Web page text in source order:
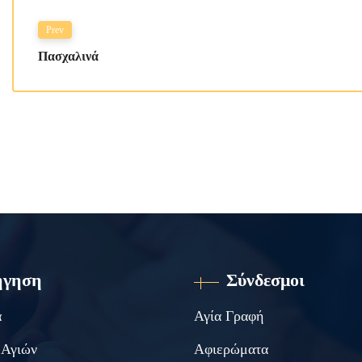
Prev
Πασχαλινά
Σύνδεσμοι
Αγία Γραφή
Αφιερώματα